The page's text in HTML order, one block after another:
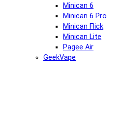
Minican 6
Minican 6 Pro
Minican Flick
Minican Lite
Pagee Air
GeekVape